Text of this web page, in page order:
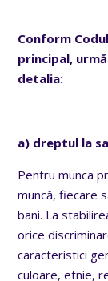
Conform
principal,
detalia:
a) dreptul la
Pentru munca
muncă, fiecare
bani. La
orice
caracteristici
culoare, etnie,